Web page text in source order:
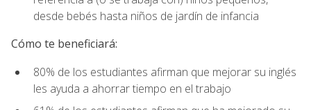
desde bebés hasta niños de jardín de infancia
Cómo te beneficiará:
80% de los estudiantes afirman que mejorar su inglés
les ayuda a ahorrar tiempo en el trabajo